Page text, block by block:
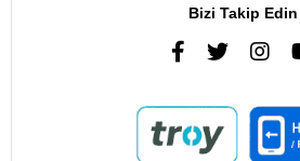
Bizi Takip Edin